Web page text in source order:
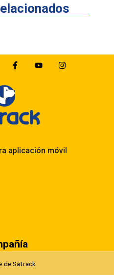
aplicación móvil
de Satrack